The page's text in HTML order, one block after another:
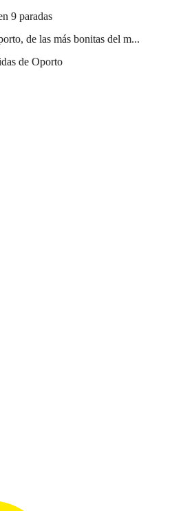
9 paradas
de las más bonitas del m...
de Oporto